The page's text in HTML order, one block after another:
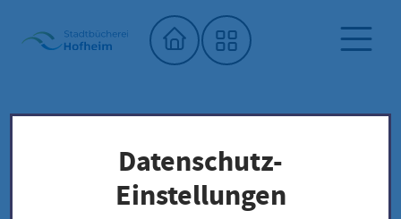
Startseite"
Stadtbücherei
Saatgutbibliothek
Unser Saatgut: Aussaat - Ernte -
Samengewinnung
Datenschutz-
Einstellungen